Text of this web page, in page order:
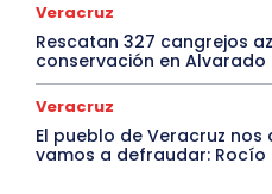
Veracruz
Rescatan 327 cangrejos
conservación en Alvarado
Veracruz
El pueblo de Veracruz
vamos a defraudar: Rocío